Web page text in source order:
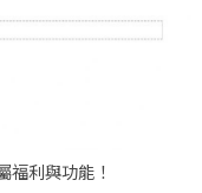
福利與功能！